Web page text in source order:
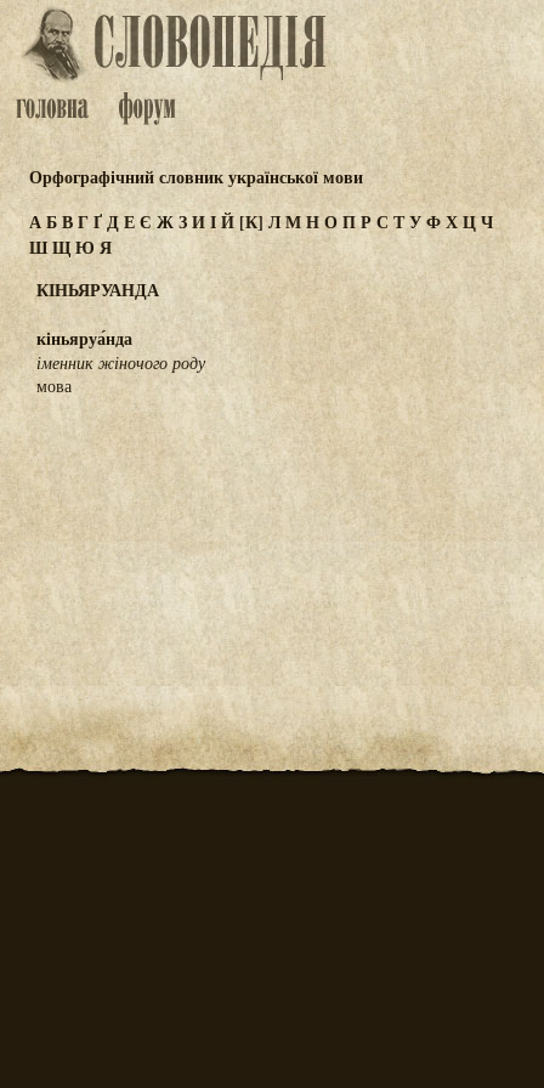
Орфографічний словник української мови
АБВГҐДЕЄ ЖЗИІЙ [К] ЛМНОПР СТУФХЦЧ
ШЩЮЯ
КІНЬЯРУАНДА
кіньяруа́нда
іменник жіночого роду
мова